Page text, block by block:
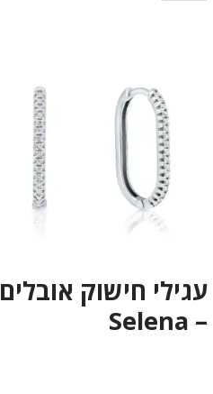
עגילי חישוק אובלים
– Selena